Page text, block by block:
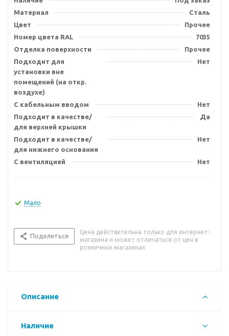
Материал
Сталь
Цвет
Прочее
Номер цвета RAL
7035
Отделка поверхности
Прочее
Подходит для
установки вне
помещений (на откр.
воздухе)
Нет
С кабельным вводом
Нет
Подходит в качестве/
для верхней крышки
Да
Подходит в качестве/
для нижнего основания
Нет
С вентиляцией Нет
Мало
Поделиться
Цена действительна только для интернет-
магазина и может отличаться от цен в
розничных магазинах
Описание
Наличие